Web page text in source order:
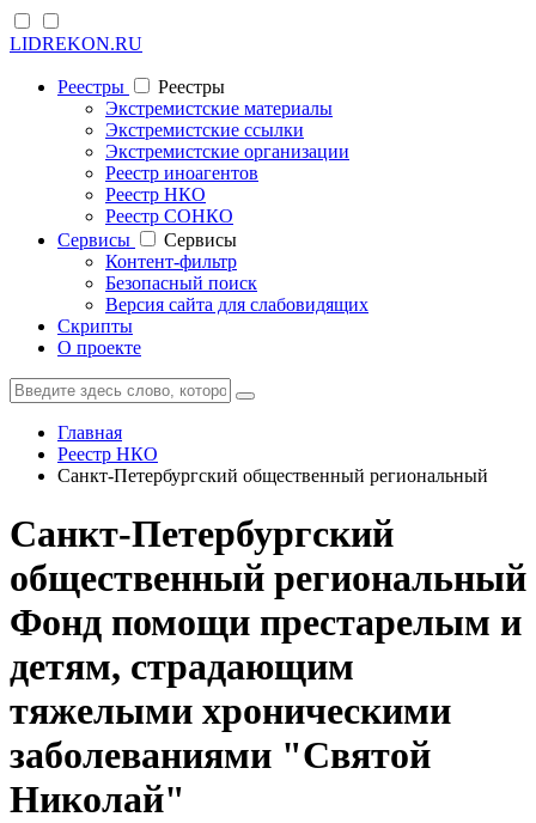
LIDREKON.RU
Реестры
Реестры
Экстремистские материалы
Экстремистские ссылки
Экстремистские организации
Реестр иноагентов
Реестр НКО
Реестр СОНКО
Cервисы
Cервисы
Контент-фильтр
Безопасный поиск
Версия сайта для слабовидящих
Скрипты
О проекте
Главная
Реестр НКО
Санкт-Петербургский общественный региональный
Санкт-Петербургский
общественный региональный
Фонд помощи престарелым и
детям, страдающим
тяжелыми хроническими
заболеваниями "Святой
Николай"